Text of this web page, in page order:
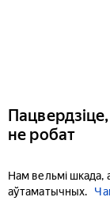
не робат
Нам вельмі шкада,
аўтаматычных.